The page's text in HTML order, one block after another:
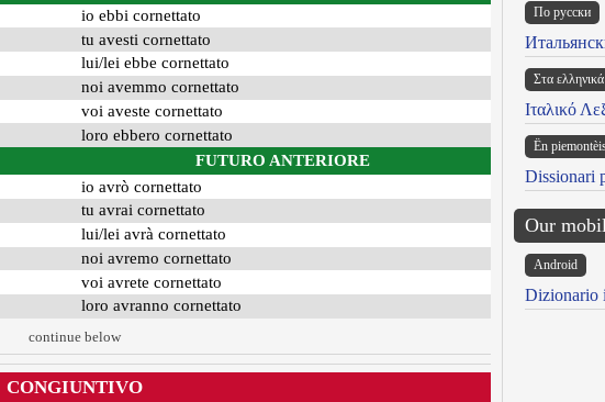
io ebbi cornettato
tu avesti cornettato
lui/lei ebbe cornettato
noi avemmo cornettato
voi aveste cornettato
loro ebbero cornettato
FUTURO ANTERIORE
io avrò cornettato
tu avrai cornettato
lui/lei avrà cornettato
noi avremo cornettato
voi avrete cornettato
loro avranno cornettato
continue below
CONGIUNTIVO
По русски
Στα ελληνικά
Ιταλικό
Ën
Dissionari
Our
Android
Dizionario